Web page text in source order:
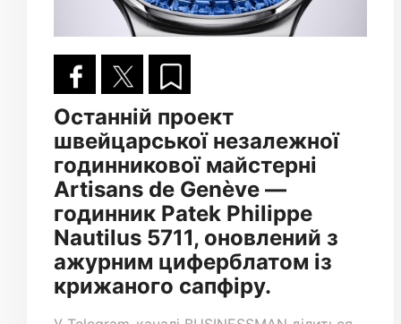
Останній проект
швейцарської незалежної
годинникової майстерні
Artisans de Genève —
годинник Patek Philippe
Nautilus 5711, оновлений з
ажурним циферблатом із
крижаного сапфіру.